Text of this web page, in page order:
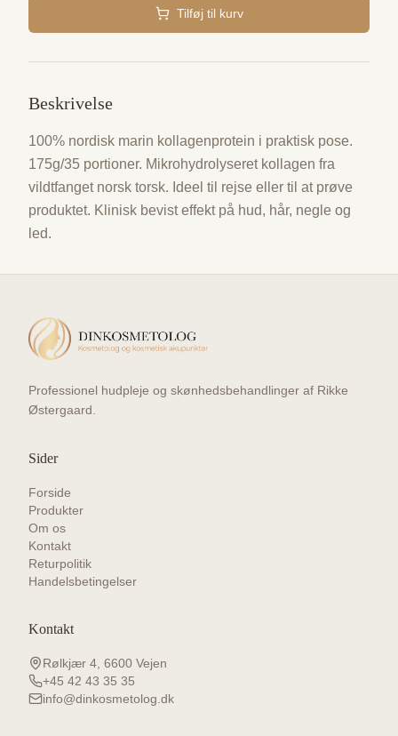
Tilføj til kurv
Beskrivelse
100% nordisk marin kollagenprotein i praktisk pose.
175g/35 portioner. Mikrohydrolyseret kollagen fra
vildtfanget norsk torsk. Ideel til rejse eller til at prøve
produktet. Klinisk bevist effekt på hud, hår, negle og
led.
Professionel hudpleje og skønhedsbehandlinger af Rikke
Østergaard.
Sider
Forside
Produkter
Om os
Kontakt
Returpolitik
Handelsbetingelser
Kontakt
Rølkjær 4, 6600 Vejen
+45 42 43 35 35
info@dinkosmetolog.dk